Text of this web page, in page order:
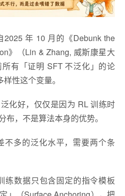
年 10 月的《Debunk the
》（Lin & Zhang, 威斯康星大
有「证明 SFT 不泛化」的论
性这个变量。
化好，仅仅是因为 RL 训练时
布，不是算法本身的优势。
不多的泛化水平，需要两个条
练数据只包含固定的指令模板